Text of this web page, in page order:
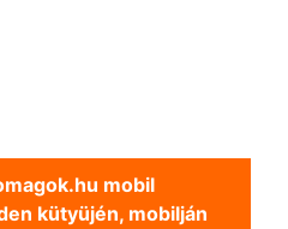
mobil
kütyüjén, mobilján